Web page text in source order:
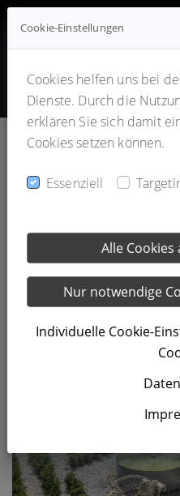
Ussar Villa Fotos
Der renomierte Fotograf
fertigen Zustand
die Sicht der Dinge
Blickwinkel des Fotografen
Cookie-Einstellungen
Cookies helfen uns bei
Dienste. Durch die
erklären Sie sich damit
Cookies setzen können.
Essenziell
Alle
Nur notwendige
Individuelle Cookie-